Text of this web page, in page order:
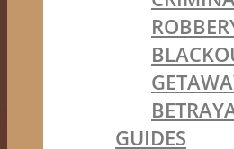
GUIDES